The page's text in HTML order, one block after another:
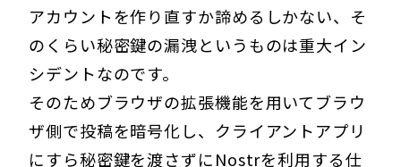
アカウントを作り直すか諦めるしかない、そ
のくらい秘密鍵の漏洩というものは重大イン
シデントなのです。
そのためブラウザの拡張機能を用いてブラウ
ザ側で投稿を暗号化し、クライアントアプリ
にすら秘密鍵を渡さずにNostrを利用する仕